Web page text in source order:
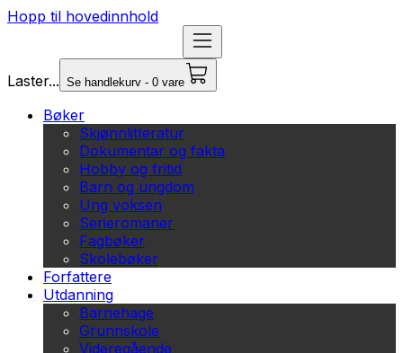
Hopp til hovedinnhold
Laster... Se handlekurv - 0 vare
Bøker
Skjønnlitteratur
Dokumentar og fakta
Hobby og fritid
Barn og ungdom
Ung voksen
Serieromaner
Fagbøker
Skolebøker
Forfattere
Utdanning
Barnehage
Grunnskole
Videregående